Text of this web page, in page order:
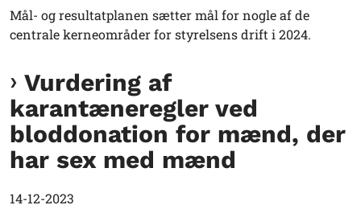
Mål- og resultatplanen sætter mål for nogle af de
centrale kerneområder for styrelsens drift i 2024.
Vurdering af
karantæneregler ved
bloddonation for mænd, der
har sex med mænd
14-12-2023